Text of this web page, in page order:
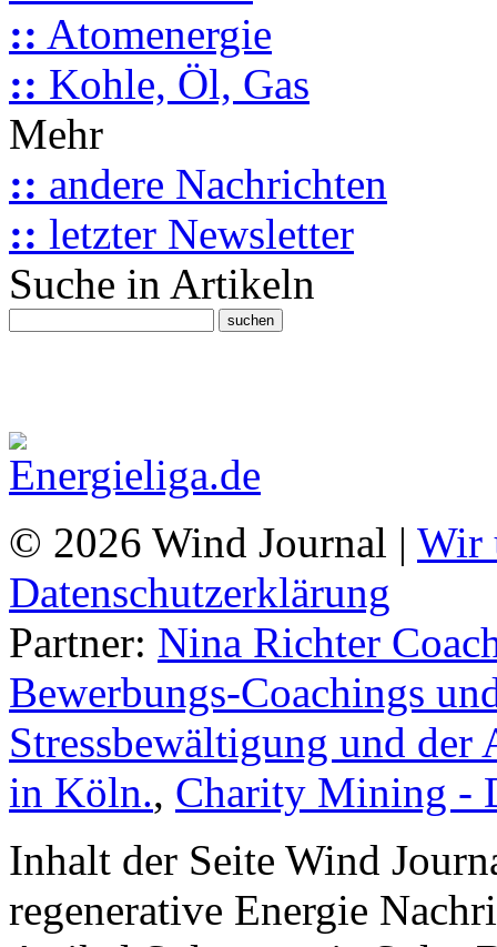
:: Atomenergie
:: Kohle, Öl, Gas
Mehr
:: andere Nachrichten
:: letzter Newsletter
Suche in Artikeln
© 2026 Wind Journal | Wir
Datenschutzerklärung
Partner: Nina Richter
Bewerbungs-Coachings
Stressbewältigung und
in Köln., Charity Mining -
Inhalt der Seite Wind
regenerative Energie